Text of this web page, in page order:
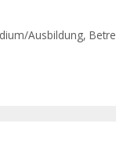
Ausbildung,